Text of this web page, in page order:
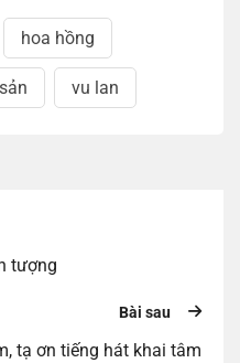
hoa hồng
vu lan
tượng
Bài sau
tạ ơn tiếng hát khai tâm